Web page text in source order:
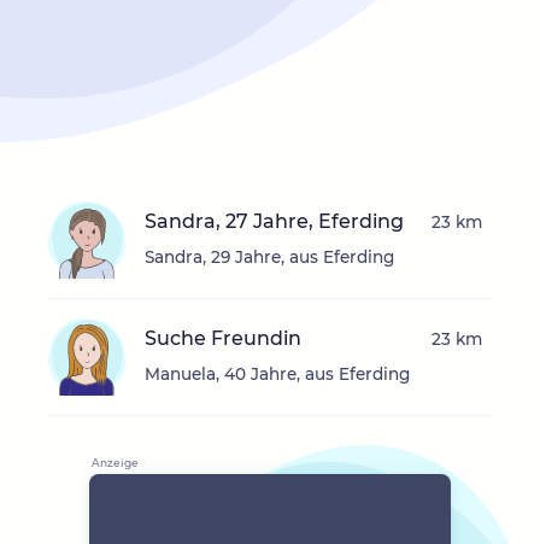
Sandra, 27 Jahre, Eferding
Sandra, 29 Jahre, aus Eferding
23 km
Suche Freundin
Manuela, 40 Jahre, aus Eferding
23 km